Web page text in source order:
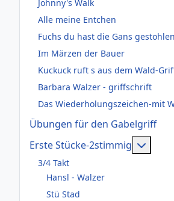
Johnny's Walk
Alle meine Entchen
Fuchs du hast die Gans gestohlen
Im Märzen der Bauer
Kuckuck ruft s aus dem Wald-
Barbara Walzer - griffschrift
Das Wiederholungszeichen-mit
Übungen für den Gabelgriff
Erste Stücke-2stimmig
3/4 Takt
Hansl - Walzer
Stü Stad